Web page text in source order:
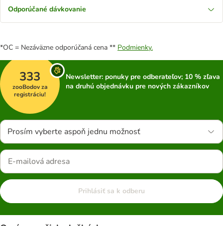
Odporúčané dávkovanie
*OC = Nezáväzne odporúčaná cena ** Podmienky.
333
zooBodov za
registráciu!
Newsletter: ponuky pre odberateľov; 10 % zľava
na druhú objednávku pre nových zákazníkov
Prosím vyberte aspoň jednu možnosť
Prihlásiť sa k odberu